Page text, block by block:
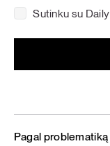
Sutinku su
Pagal problematiką